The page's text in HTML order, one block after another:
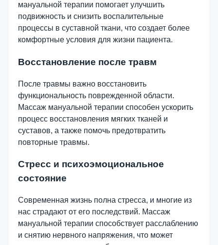
мануальной терапии помогает улучшить
подвижность и снизить воспалительные
процессы в суставной ткани, что создает более
комфортные условия для жизни пациента.
Восстановление после травм
После травмы важно восстановить
функциональность поврежденной области.
Массаж мануальной терапии способен ускорить
процесс восстановления мягких тканей и
суставов, а также помочь предотвратить
повторные травмы.
Стресс и психоэмоциональное
состояние
Современная жизнь полна стресса, и многие из
нас страдают от его последствий. Массаж
мануальной терапии способствует расслаблению
и снятию нервного напряжения, что может